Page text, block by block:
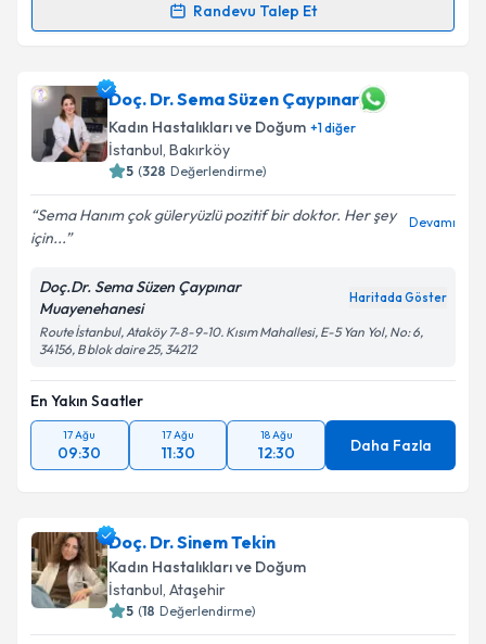
Randevu Talep Et
Randevu Takvimi Talebi
Op. Dr. Mehriban Zeynallıiçin randevu takvimi
talebi oluşturun. Size bu uzmandan randevu almanız
için bir takvim hazırlandığında e-posta ile
bilgilendireceğiz.
E-posta Adresiniz
Kişisel verilerimin işlenmesine ilişkin
Metni'ni okudum ve kişisel verilerimin belirtilen
kapsamda işlenmesini kabul ediyorum.
Takvim Talebini Gönder
Doç. Dr. Sema Süzen Çaypınar
Kadın Hastalıkları ve Doğum +1diğer
İstanbul, Bakırköy
5 (328 Değerlendirme)
Sema Hanım çok güleryüzlü pozitif bir doktor. Her şey
için...
Devamı
Doç.Dr. Sema Süzen Çaypınar
Muayenehanesi
Haritada Göster
Route İstanbul, Ataköy 7-8-9-10. Kısım Mahallesi, E-5 Yan Yol, No: 6,
34156, B blok daire 25, 34212
En Yakın Saatler
17 Ağu
09:30
17 Ağu
11:30
18 Ağu
12:30 Daha Fazla
Doç. Dr. Sinem Tekin
Kadın Hastalıkları ve Doğum
İstanbul, Ataşehir
5 (18 Değerlendirme)